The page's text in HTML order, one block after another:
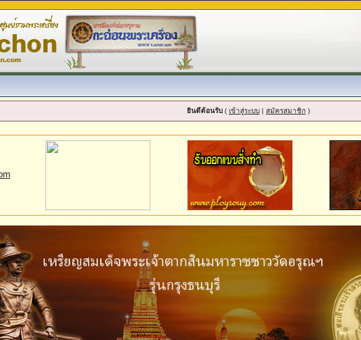
ยินดีต้อนรับ ( เข้าสู่ระบบ | สมัครสมาชิก )